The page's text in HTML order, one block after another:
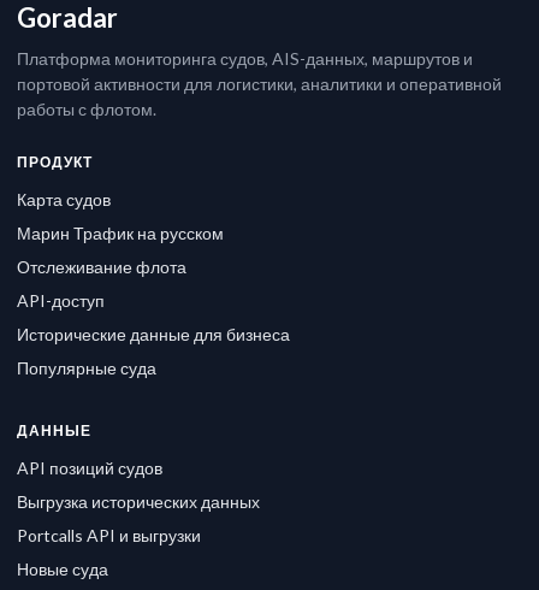
Goradar
Платформа мониторинга судов, AIS-данных, маршрутов и
портовой активности для логистики, аналитики и оперативной
работы с флотом.
ПРОДУКТ
Карта судов
Марин Трафик на русском
Отслеживание флота
API-доступ
Исторические данные для бизнеса
Популярные суда
ДАННЫЕ
API позиций судов
Выгрузка исторических данных
Portcalls API и выгрузки
Новые суда